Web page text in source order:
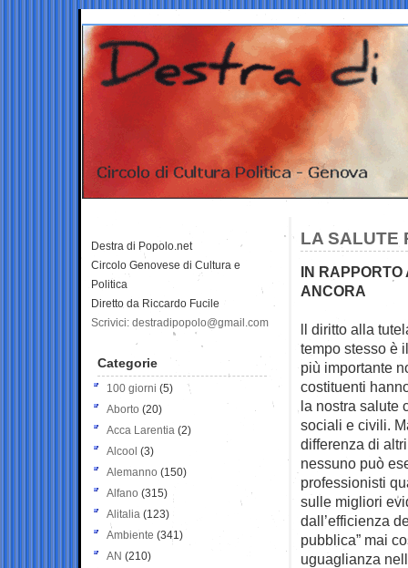
LA SALUTE
IN RAPPORTO
ANCORA
ll diritto alla
tempo stesso è
più importante
costituenti
la nostra salute
sociali e civili.
differenza di
nessuno può
professionisti
sulle migliori
dall’efficienza
pubblica” mai
uguaglianza
Destra di Popolo.net
Circolo Genovese di Cultura e
Politica
Diretto da Riccardo Fucile
Scrivici: destradipopolo@gmail.com
Categorie
100 giorni (5)
Aborto (20)
Acca Larentia (2)
Alcool (3)
Alemanno (150)
Alfano (315)
Alitalia (123)
Ambiente (341)
AN (210)